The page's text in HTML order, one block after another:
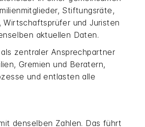
Stiftungsräte,
Wirtschaftsprüfer und Juristen
aktuellen Daten.
zentraler Ansprechpartner
Gremien und Beratern,
und entlasten alle
denselben Zahlen. Das führt